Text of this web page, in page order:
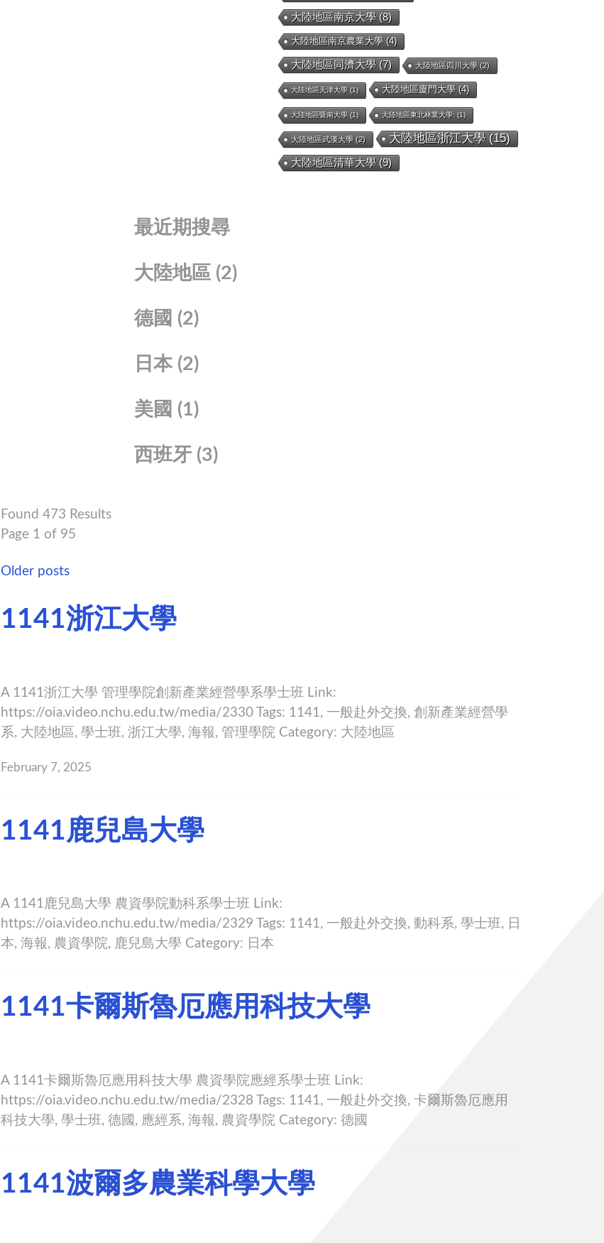
大陸地區南京大學(8)
大陸地區南京農業大學(4)
大陸地區同濟大學(7) 大陸地區四川大學(2)
大陸地區天津大學(1) 大陸地區廈門大學(4)
大陸地區暨南大學(1) 大陸地區東北林業大學:(1)
大陸地區武漢大學(2) 大陸地區浙江大學(15)
大陸地區清華大學(9)
最近期搜尋
大陸地區 (2)
德國 (2)
日本 (2)
美國 (1)
西班牙 (3)
Found 473 Results
Page 1 of 95
Older posts
1141浙江大學
A 1141浙江大學 管理學院創新產業經營學系學士班 Link:
https://oia.video.nchu.edu.tw/media/2330 Tags: 1141, 一般赴外交換, 創新產業經營學
系, 大陸地區, 學士班, 浙江大學, 海報, 管理學院 Category: 大陸地區
February 7, 2025
1141鹿兒島大學
A 1141鹿兒島大學 農資學院動科系學士班 Link:
https://oia.video.nchu.edu.tw/media/2329 Tags: 1141, 一般赴外交換, 動科系, 學士班, 日
本, 海報, 農資學院, 鹿兒島大學 Category: 日本
1141卡爾斯魯厄應用科技大學
A 1141卡爾斯魯厄應用科技大學 農資學院應經系學士班 Link:
https://oia.video.nchu.edu.tw/media/2328 Tags: 1141, 一般赴外交換, 卡爾斯魯厄應用
科技大學, 學士班, 德國, 應經系, 海報, 農資學院 Category: 德國
1141波爾多農業科學大學